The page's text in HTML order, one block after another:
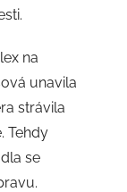
na
unavila
strávila
Tehdy
se